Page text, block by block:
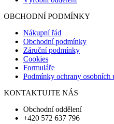
OBCHODNÍ PODMÍNKY
Nákupní řád
Obchodní podmínky
Záruční podmínky
Cookies
Formuláře
Podmínky ochrany osobních
KONTAKTUJTE NÁS
Obchodní oddělení
+420 572 637 796